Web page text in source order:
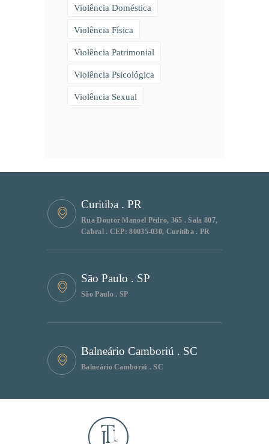
Violência Doméstica
Violência Física
Violência Patrimonial
Violência Psicológica
Violência Sexual
Curitiba . PR
Rua Doutor Manoel Pedro, 365 . Sala 807,
Cabral . CEP: 80035-030, Curitiba . PR
São Paulo . SP
São Paulo . SP
Balneário Camboriú . SC
Balneário Camboriú . SC